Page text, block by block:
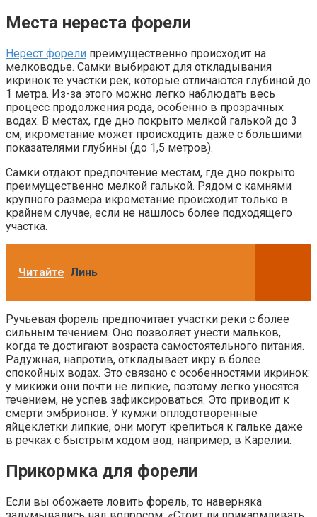
Места нереста форели
Нерест форели преимущественно происходит на
мелководье. Самки выбирают для откладывания
икринок те участки рек, которые отличаются глубиной до
1 метра. Из-за этого можно легко наблюдать весь
процесс продолжения рода, особенно в прозрачных
водах. В местах, где дно покрыто мелкой галькой до 3
см, икрометание может происходить даже с большими
показателями глубины (до 1,5 метров).
Самки отдают предпочтение местам, где дно покрыто
преимущественно мелкой галькой. Рядом с камнями
крупного размера икрометание происходит только в
крайнем случае, если не нашлось более подходящего
участка.
Читайте Линь
Ручьевая форель предпочитает участки реки с более
сильным течением. Оно позволяет унести мальков,
когда те достигают возраста самостоятельного питания.
Радужная, напротив, откладывает икру в более
спокойных водах. Это связано с особенностями икринок:
у микижи они почти не липкие, поэтому легко уносятся
течением, не успев зафиксироваться. Это приводит к
смерти эмбрионов. У кумжи оплодотворенные
яйцеклетки липкие, они могут крепиться к гальке даже
в речках с быстрым ходом вод, например, в Карелии.
Прикормка для форели
Если вы обожаете ловить форель, то наверняка